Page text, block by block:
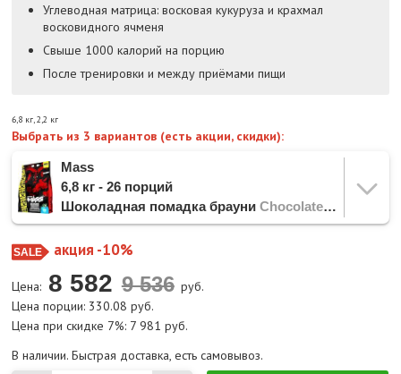
Углеводная матрица: восковая кукуруза и крахмал
восковидного ячменя
Свыше 1000 калорий на порцию
После тренировки и между приёмами пищи
6,8 кг,2,2 кг
Выбрать из 3 вариантов (есть акции, скидки):
Mass
6,8 кг - 26 порций
Шоколадная помадка брауниChocolate Fudge Brownie
акция -10%
Цена: 8 582
руб.
Цена порции: 330.08 руб.
Цена при скидке 7%: 7 981 руб.
В наличии. Быстрая доставка, есть самовывоз.